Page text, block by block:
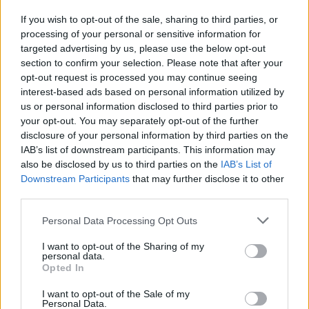
If you wish to opt-out of the sale, sharing to third parties, or
processing of your personal or sensitive information for
targeted advertising by us, please use the below opt-out
section to confirm your selection. Please note that after your
opt-out request is processed you may continue seeing
interest-based ads based on personal information utilized by
us or personal information disclosed to third parties prior to
your opt-out. You may separately opt-out of the further
disclosure of your personal information by third parties on the
IAB’s list of downstream participants. This information may
also be disclosed by us to third parties on the IAB’s List of
Downstream Participants that may further disclose it to other
Please note that this website/app uses one or more Google
not limited to your visit or usage behaviour. You may click to
grant or deny consent to Google and its third-party tags to
use your data for below specified purposes in below Google
consent section.
Personal Data Processing Opt Outs
I want to opt-out of the Sharing of my
personal data.
Opted In
I want to opt-out of the Sale of my
Personal Data.
08. 01.
EGYRE TÖBB FIATALNÁL JELENTKEZIK EZ A
VITAMINHIÁNY – ILYEN JELEKRE FIGYELJ
Erre figyelj!
07. 31.
NEM A CITROMSAV, AZ ECET VAGY A
SZÓDABIKARBÓNA A LEGERŐSEBB: EZT HASZNÁLJÁK A
SZÁLLODÁKBAN A VÍZKŐ ELLEN
Ez a szer tényleg eltünteti a vízkövet
07. 31.
HAGYD A SÓT: EGY CSIPET EBBŐL A FŐZŐVÍZBE,
ÉS SOKKAL FINOMABB LESZ A FŐTT KRUMPLI
Titkos hozzávaló
24 ÓRA TOVÁBBI HÍREI
24 óra